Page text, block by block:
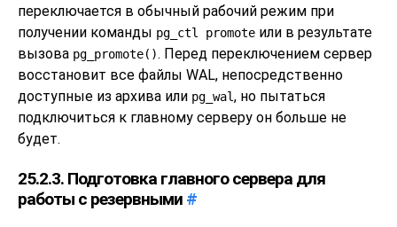
переключается в обычный рабочий режим при
получении команды pg_ctl promote или в результате
вызова pg_promote(). Перед переключением сервер
восстановит все файлы WAL, непосредственно
доступные из архива или pg_wal, но пытаться
подключиться к главному серверу он больше не
будет.
25.2.3. Подготовка главного сервера для
работы с резервными #